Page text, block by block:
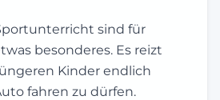
sind für
besonderes. Es reizt
Kinder endlich
fahren zu dürfen.